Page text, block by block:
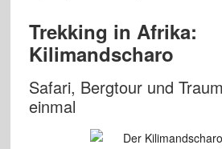
Trekking in Afrika:
Kilimandscharo
Safari, Bergtour und
einmal